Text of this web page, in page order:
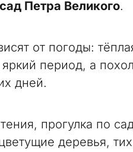
Петра Великого.
от погоды:
период, а
дней.
прогулка по
деревья,